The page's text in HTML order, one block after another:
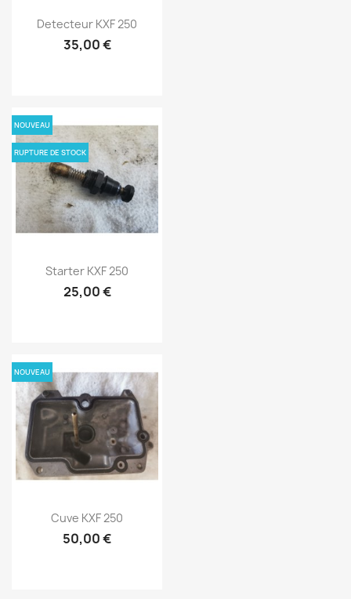
Detecteur KXF 250
35,00 €
Starter KXF 250
25,00 €
NOUVEAU
RUPTURE DE STOCK
Cuve KXF 250
50,00 €
NOUVEAU